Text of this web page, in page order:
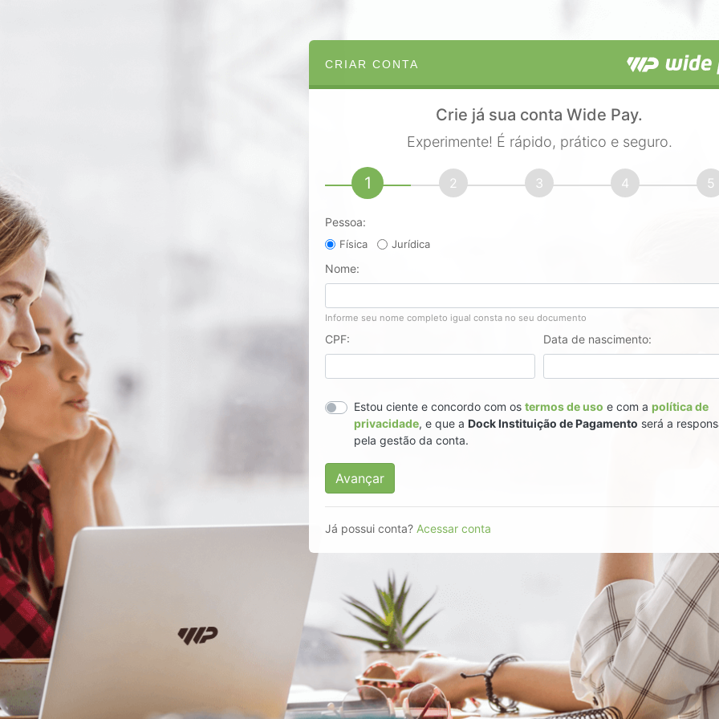
CRIAR CONTA
Crie já sua conta Wide Pay.
Experimente! É rápido, prático e seguro.
1 2 3 4 5
Pessoa:
Física Jurídica
Nome:
Informe seu nome completo igual consta no seu documento
CPF: Data de nascimento:
Estou ciente e concordo com os termos de uso e com a política de
privacidade, e que a Dock Instituição de Pagamento será a
pela gestão da conta.
Avançar
Já possui conta? Acessar conta